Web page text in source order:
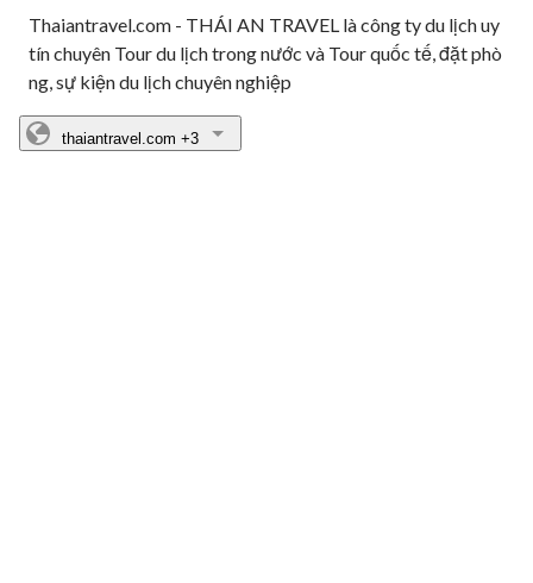
Thaiantravel.com - THÁI AN TRAVEL là công ty du lịch uy
tín chuyên Tour du lịch trong nước và Tour quốc tế, đặt phò
ng, sự kiện du lịch chuyên nghiệp
thaiantravel.com +3